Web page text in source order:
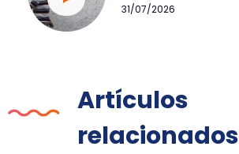
31/07/2026
Artículos
relacionados